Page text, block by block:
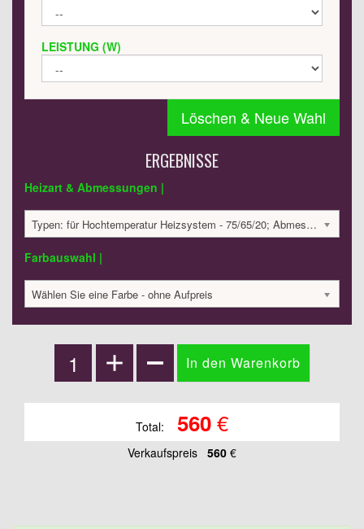
LEISTUNG (W)
Löschen & Neue Wahl
ERGEBNISSE
Heizart & Abmessungen |
Typen: für Hochtemperatur Heizsystem - 75/65/20; Abmessungen: 225x400x32 mm ; 110 Watt:; 560.29 €
Farbauswahl |
Wählen Sie eine Farbe - ohne Aufpreis
Total: 560€
Verkaufspreis 560 €